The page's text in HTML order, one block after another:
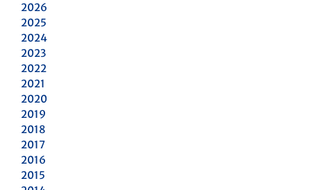
2026
2025
2024
2023
2022
2021
2020
2019
2018
2017
2016
2015